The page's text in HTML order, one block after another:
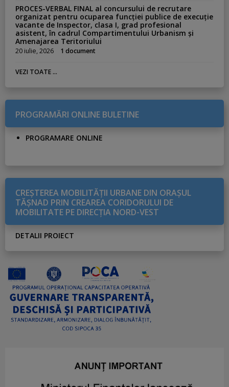
PROCES-VERBAL FINAL al concursului de recrutare
organizat pentru ocuparea funcției publice de execuție
vacante de Inspector, clasa I, grad profesional
asistent, în cadrul Compartimentului Urbanism și
Amenajarea Teritoriului
20 iulie, 2026 1 document
VEZI TOATE ...
PROGRAMĂRI ONLINE BULETINE
PROGRAMARE ONLINE
CREŞTEREA MOBILITĂŢII URBANE DIN ORAŞUL
TĂŞNAD PRIN CREAREA CORIDORULUI DE
MOBILITATE PE DIRECŢIA NORD-VEST
DETALII PROIECT